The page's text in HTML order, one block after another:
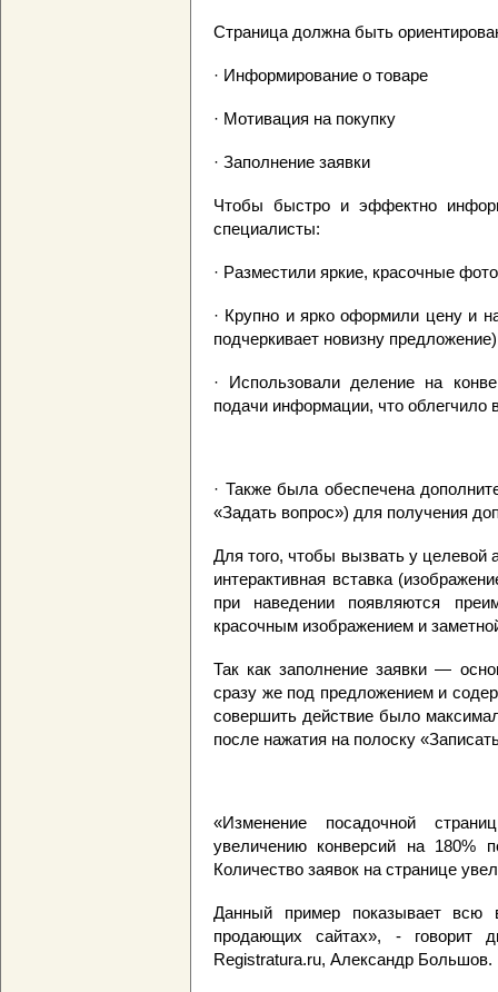
Страница должна быть
· Информирование о товаре
· Мотивация на покупку
· Заполнение заявки
Чтобы быстро и эффектно
специалисты:
· Разместили яркие, красочные
· Крупно и ярко оформили цену и
подчеркивает новизну предложение)
· Использовали деление на
подачи информации, что облегчило
· Также была обеспечена
«Задать вопрос») для получения
Для того, чтобы вызвать у целевой
интерактивная вставка
при наведении появляются
красочным изображением и
Так как заполнение заявки —
сразу же под предложением и
совершить действие было
после нажатия на полоску
«Изменение посадочной
увеличению конверсий на 180%
Количество заявок на странице
Данный пример показывает всю
продающих сайтах», - говорит
Registratura.ru, Александр Большов.